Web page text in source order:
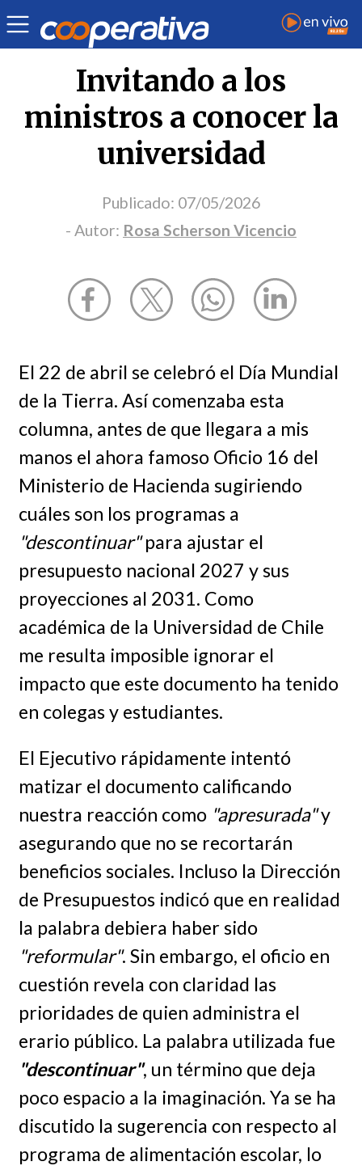
Opinión | Rosa Scherson Vicencio
Invitando a los
ministros a conocer la
universidad
Publicado: 07/05/2026
- Autor: Rosa Scherson Vicencio
El 22 de abril se celebró el Día Mundial
de la Tierra. Así comenzaba esta
columna, antes de que llegara a mis
manos el ahora famoso Oficio 16 del
Ministerio de Hacienda sugiriendo
cuáles son los programas a
"descontinuar"para ajustar el
presupuesto nacional 2027 y sus
proyecciones al 2031. Como
académica de la Universidad de Chile
me resulta imposible ignorar el
impacto que este documento ha tenido
en colegas y estudiantes.
El Ejecutivo rápidamente intentó
matizar el documento calificando
nuestra reacción como "apresurada"y
asegurando que no se recortarán
beneficios sociales. Incluso la Dirección
de Presupuestos indicó que en realidad
la palabra debiera haber sido
"reformular". Sin embargo, el oficio en
cuestión revela con claridad las
prioridades de quien administra el
erario público. La palabra utilizada fue
"descontinuar", un término que deja
poco espacio a la imaginación. Ya se ha
discutido la sugerencia con respecto al
programa de alimentación escolar, lo